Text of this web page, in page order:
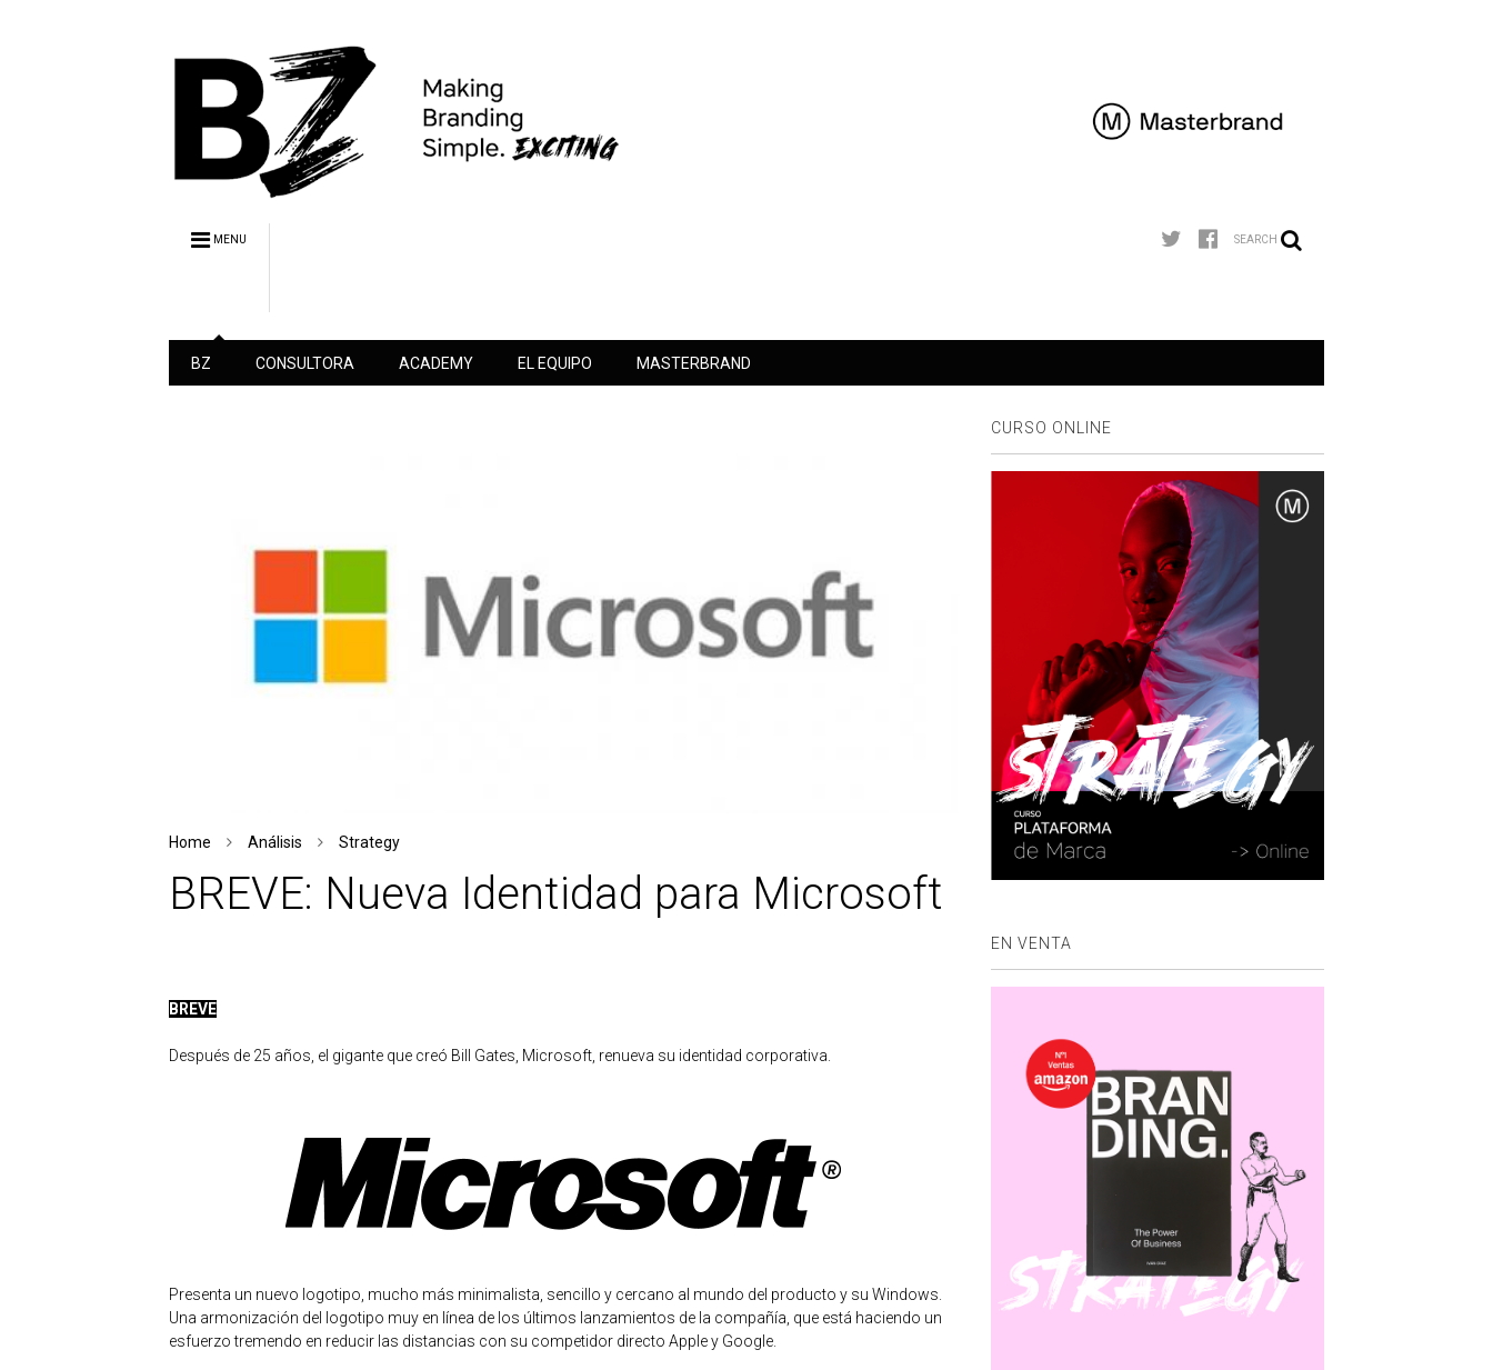
MENU SEARCH
BZ CONSULTORA ACADEMY EL EQUIPO MASTERBRAND
Home Análisis Strategy
BREVE: Nueva Identidad para Microsoft
BREVE
Después de 25 años, el gigante que creó Bill Gates, Microsoft, renueva su identidad corporativa.
Presenta un nuevo logotipo, mucho más minimalista, sencillo y cercano al mundo del producto y su Windows.
Una armonización del logotipo muy en línea de los últimos lanzamientos de la compañía, que está haciendo un
esfuerzo tremendo en reducir las distancias con su competidor directo Apple y Google.
CURSO ONLINE
EN VENTA